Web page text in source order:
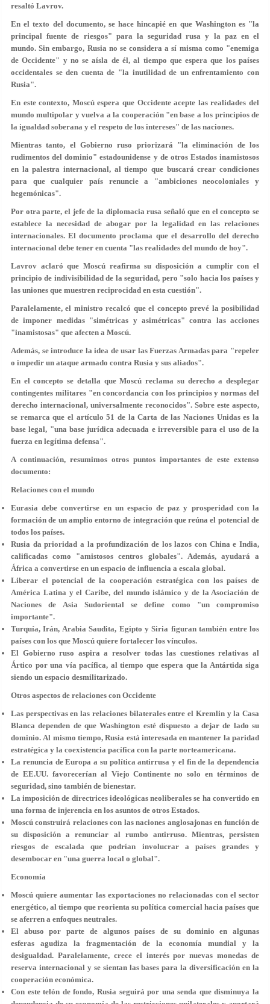
resaltó Lavrov.
En el texto del documento, se hace hincapié en que Washington es "la
principal fuente de riesgos" para la seguridad rusa y la paz en el
mundo. Sin embargo, Rusia no se considera a sí misma como "enemiga
de Occidente" y no se aísla de él, al tiempo que espera que los países
occidentales se den cuenta de "la inutilidad de un enfrentamiento con
Rusia".
En este contexto, Moscú espera que Occidente acepte las realidades del
mundo multipolar yvuelva a la cooperación"en base a los principios de
la igualdad soberana y el respeto de los intereses" de las naciones.
Mientras tanto, el Gobierno ruso priorizará "la eliminación de los
rudimentos del dominio" estadounidense y de otros Estados inamistosos
en la palestra internacional, al tiempo que buscará crear condiciones
para que cualquier país renuncie a "ambiciones neocoloniales y
hegemónicas".
Por otra parte, el jefe de la diplomacia rusa señaló que en el concepto se
establece la necesidad de abogar por la legalidad en las relaciones
internacionales. El documento proclama que el desarrollo del derecho
internacional debe tener en cuenta "las realidades del mundo de hoy".
Lavrov aclaró que Moscú reafirma su disposición a cumplir con el
principio de indivisibilidad de la seguridad, pero "solo hacia los países y
las uniones que muestren reciprocidad en esta cuestión".
Paralelamente, el ministro recalcó que el concepto prevé la posibilidad
de imponer medidas "simétricas y asimétricas" contra las acciones
"inamistosas" que afecten a Moscú.
Además, se introduce la idea de usar las Fuerzas Armadas para "repeler
o impedir un ataque armado contra Rusia y sus aliados".
En el concepto se detalla que Moscú reclama su derecho a desplegar
contingentes militares "en concordancia con los principios y normas del
derecho internacional, universalmente reconocidos". Sobre este aspecto,
se remarca que el artículo 51 de la Carta de las Naciones Unidas es la
base legal, "una base jurídica adecuada e irreversiblepara el uso de la
fuerza en legítima defensa".
A continuación, resumimos otros puntos importantes de este extenso
documento:
Relaciones con el mundo
Eurasia debe convertirse en un espacio de paz y prosperidad con la
formación de un amplio entorno de integración que reúna el potencial de
todos los países.
Rusia da prioridad a la profundización de los lazos con China e India,
calificadas como "amistosos centros globales". Además, ayudará a
África a convertirse en un espacio de influencia a escala global.
Liberar el potencial de la cooperación estratégica con los países de
América Latina y el Caribe, del mundo islámico y de la Asociación de
Naciones de Asia Sudoriental se define como "un compromiso
importante".
Turquía, Irán, Arabia Saudita, Egipto y Siria figuran también entre los
países con los que Moscú quiere fortalecer los vínculos.
El Gobierno ruso aspira a resolver todas las cuestiones relativas al
Ártico por una vía pacífica, al tiempo que espera que la Antártida siga
siendo un espacio desmilitarizado.
Otros aspectos de relaciones con Occidente
Las perspectivas en las relaciones bilaterales entre el Kremlin y la Casa
Blanca dependen de que Washington esté dispuesto a dejar de lado su
dominio. Al mismo tiempo, Rusia está interesada enmantener la paridad
estratégica y la coexistencia pacífica con la parte norteamericana.
La renuncia de Europa a su política antirrusa y el fin de la dependencia
de EE.UU. favorecerían al Viejo Continente no solo en términos de
seguridad, sino también de bienestar.
La imposición de directrices ideológicas neoliberales se ha convertido en
una forma de injerencia en los asuntos de otros Estados.
Moscú construirá relaciones con las naciones anglosajonas en función de
su disposición arenunciar al rumbo antirruso. Mientras, persisten
riesgos de escalada que podrían involucrar a países grandes y
desembocar en "una guerra local o global".
Economía
Moscú quiere aumentar las exportacionesno relacionadas con el sector
energético, al tiempo que reorienta su política comercial hacia países que
se aferren a enfoques neutrales.
El abuso por parte de algunos países de su dominio en algunas
esferas agudiza la fragmentación de la economía mundial y la
desigualdad. Paralelamente, crece el interés por nuevas monedas de
reserva internacional y se sientan las bases para la diversificación en la
cooperación económica.
Con este telón de fondo, Rusia seguirá por una senda quedisminuya la